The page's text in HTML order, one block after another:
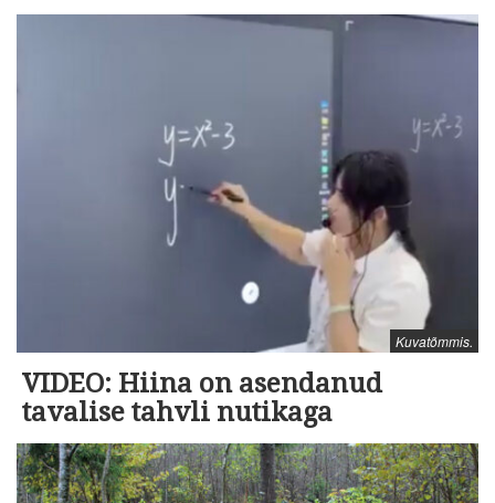
Kuvatõmmis.
VIDEO: Hiina on asendanud
tavalise tahvli nutikaga